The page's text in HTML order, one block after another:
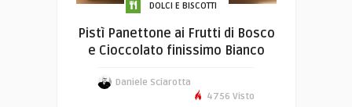
DOLCI E BISCOTTI
Pistì Panettone ai Frutti di Bosco
e Cioccolato finissimo Bianco
Daniele Sciarotta
4756 Visto